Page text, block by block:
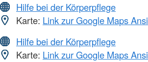
Hilfe bei der Körperpflege
Karte: Link zur Google Maps
Hilfe bei der Körperpflege
Karte: Link zur Google Maps